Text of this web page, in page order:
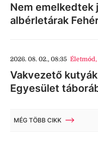
Nem emelkedtek
albérletárak
2026. 08. 02., 08:35 Életmód,
Vakvezető
Egyesület
MÉG TÖBB CIKK